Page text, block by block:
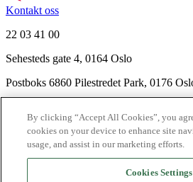
Kontakt oss
22 03 41 00
Sehesteds gate 4, 0164 Oslo
Postboks 6860 Pilestredet Park, 0176
Nyhetsbrev
Ledige stillinger
Send inn manus
By clicking “Accept All Cookies”, you
cookies on your device to enhance site
usage, and assist in our marketing efforts.
Cookies Settings